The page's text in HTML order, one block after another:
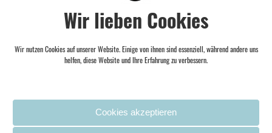
Wir lieben Cookies
Wir nutzen Cookies auf unserer Website. Einige von ihnen sind essenziell, während andere uns
helfen, diese Website und Ihre Erfahrung zu verbessern.
Cookies akzeptieren
MusiklieferdienstZWEI 2021
MusiklieferdienstZWEI 2021
Pop-Up-Konzerte in Frankfurter
Hinterhöfen
MEHR ERFAHREN
Ein Projekt der Kammerphilharmonie Frankfurt ermöglicht
durch das Hessische Ministerium für Wissenschaft und Kunst,